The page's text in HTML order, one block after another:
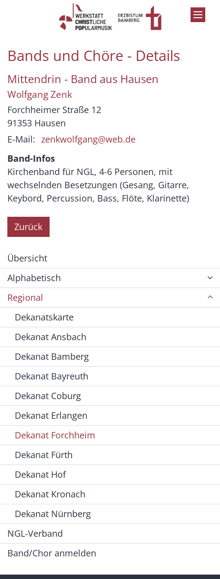
Zum Inhalt springen
Bands und Chöre - Details
Mittendrin - Band aus Hausen
WolfgangZenk
Forchheimer Straße 12
91353 Hausen
E-Mail: zenkwolfgang@web.de
Band-Infos
Kirchenband für NGL, 4-6 Personen, mit
wechselnden Besetzungen (Gesang, Gitarre,
Keybord, Percussion, Bass, Flöte, Klarinette)
Zurück
Übersicht
Alphabetisch
Regional
Dekanatskarte
Dekanat Ansbach
Dekanat Bamberg
Dekanat Bayreuth
Dekanat Coburg
Dekanat Erlangen
Dekanat Forchheim
Dekanat Fürth
Dekanat Hof
Dekanat Kronach
Dekanat Nürnberg
NGL-Verband
Band/Chor anmelden